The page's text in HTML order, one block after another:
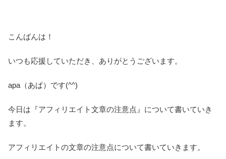
こんばんは！
いつも応援していただき、ありがとうございます。
apa（あぱ）です(^^)
今日は『アフィリエイト文章の注意点』について書いていき
ます。
アフィリエイトの文章の注意点について書いていきます。